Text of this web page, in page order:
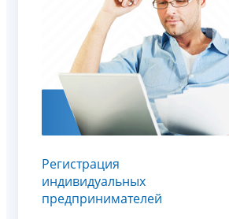
Регистрация
индивидуальных
предпринимателей